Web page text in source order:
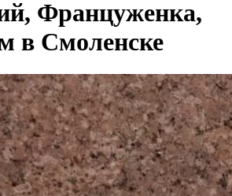
Француженка,
в Смоленске